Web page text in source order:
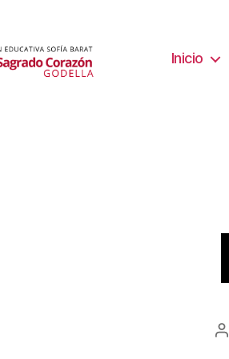
Inicio